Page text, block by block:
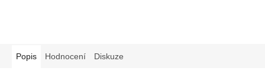
Popis Hodnocení Diskuze